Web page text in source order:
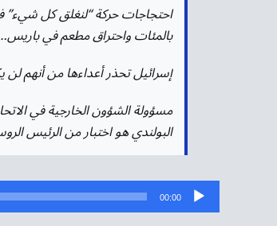
بالمئات واحتراق مطعم في
إسرائيل تحذر أعداءها من أنهم
مسؤولة الشؤون الخارجية في
البولندي هو اختبار من الرئيس
مشغل
الصوت
00:00